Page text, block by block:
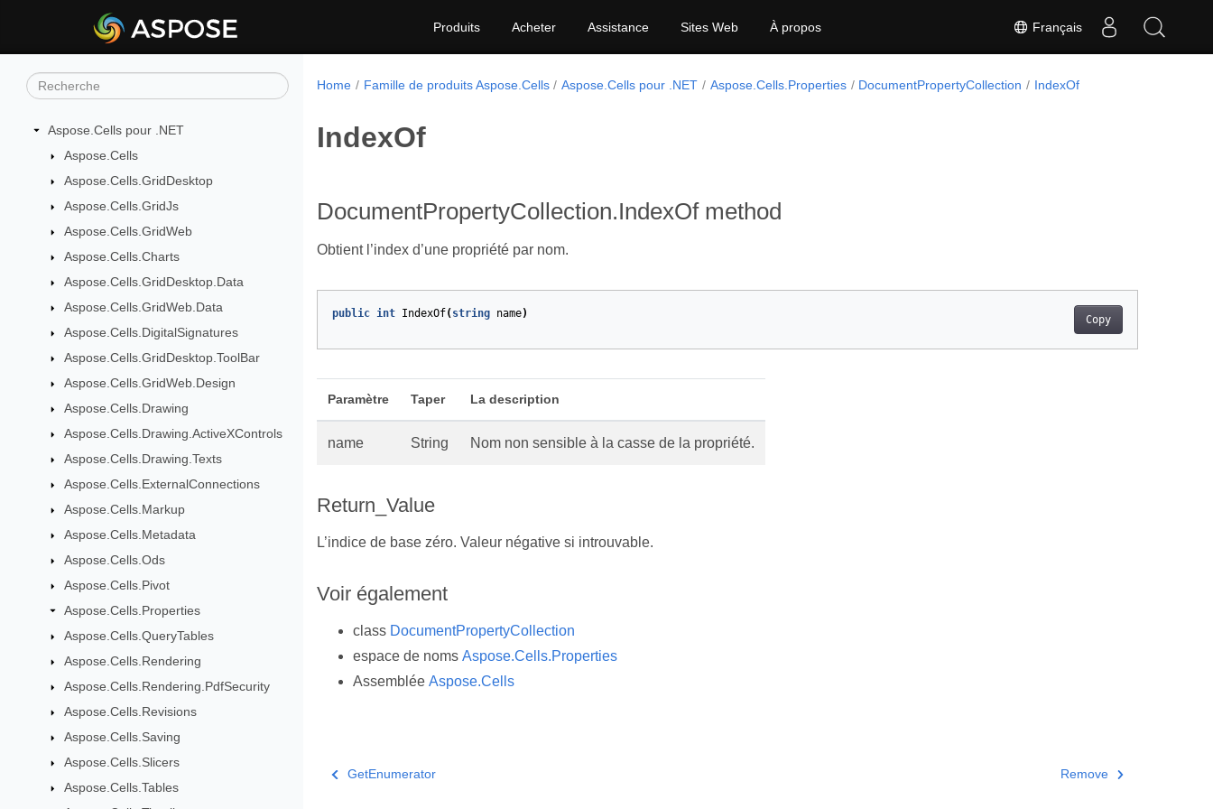
Français
Produits Acheter Assistance Sites Web À propos
Aspose.Cells pour .NET
Aspose.Cells
Aspose.Cells.GridDesktop
Aspose.Cells.GridJs
Aspose.Cells.GridWeb
Aspose.Cells.Charts
Aspose.Cells.GridDesktop.Data
Aspose.Cells.GridWeb.Data
Aspose.Cells.DigitalSignatures
Aspose.Cells.GridDesktop.ToolBar
Aspose.Cells.GridWeb.Design
Aspose.Cells.Drawing
Aspose.Cells.Drawing.ActiveXControls
Aspose.Cells.Drawing.Texts
Aspose.Cells.ExternalConnections
Aspose.Cells.Markup
Aspose.Cells.Metadata
Aspose.Cells.Ods
Aspose.Cells.Pivot
Aspose.Cells.Properties
Aspose.Cells.QueryTables
Aspose.Cells.Rendering
Aspose.Cells.Rendering.PdfSecurity
Aspose.Cells.Revisions
Aspose.Cells.Saving
Aspose.Cells.Slicers
Aspose.Cells.Tables
Home Famille de produits Aspose.Cells Aspose.Cells pour .NET Aspose.Cells.Properties DocumentPropertyCollection IndexOf
IndexOf
DocumentPropertyCollection.IndexOf method
Obtient l’index d’une propriété par nom.
Copy
public int IndexOf( string name)
Paramètre Taper La description
name String Nom non sensible à la casse de la propriété.
Return_Value
L’indice de base zéro. Valeur négative si introuvable.
Voir également
class DocumentPropertyCollection
espace de noms Aspose.Cells.Properties
Assemblée Aspose.Cells
GetEnumerator Remove